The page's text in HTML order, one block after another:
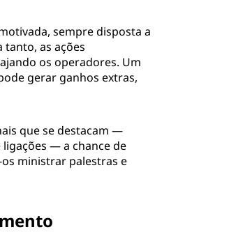
sempre disposta a
tanto, as ações
os operadores. Um
gerar ganhos extras,
que se destacam —
— a chance de
ministrar palestras e